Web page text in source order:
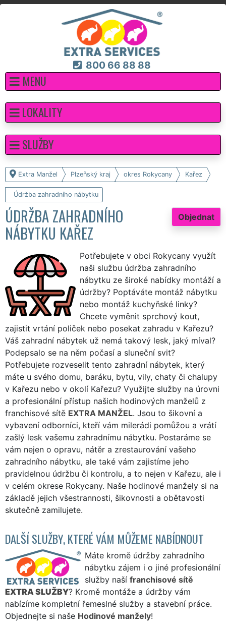
800 66 88 88
MENU
Extra Manžel Plzeňský kraj okres Rokycany Kařez
Údržba zahradního nábytku
Objednat
ÚDRŽBA ZAHRADNÍHO
NÁBYTKU KAŘEZ
Potřebujete v obci Rokycany využít
naši službu údržba zahradního
nábytku ze široké nabídky montáží a
údržby? Poptáváte montáž nábytku
nebo montáž kuchyňské linky?
Chcete vyměnit sprchový kout,
zajistit vrtání poliček nebo posekat zahradu v Kařezu?
Váš zahradní nábytek už nemá takový lesk, jaký míval?
Podepsalo se na něm počasí a sluneční svit?
Potřebujete rozveselit tento zahradní nábytek, který
máte u svého domu, baráku, bytu, vily, chaty či chalupy
v Kařezu nebo v okolí Kařezu? Využijte služby na úrovni
a profesionální přístup našich hodinových manželů z
franchisové sítě EXTRA MANŽEL. Jsou to šikovní a
vybavení odborníci, kteří vám milerádi pomůžou a vrátí
zašlý lesk vašemu zahradnímu nábytku. Postaráme se
vám nejen o opravu, nátěr a zrestaurování vašeho
zahradního nábytku, ale také vám zajistíme jeho
pravidelnou údržbu či kontrolu, a to nejen v Kařezu, ale i
v celém okrese Rokycany. Naše hodinové manžely si na
základě jejich všestrannosti, šikovnosti a obětavosti
skutečně zamilujete.
DALŠÍ SLUŽBY, KTERÉ VÁM MŮŽEME NABÍDNOUT
Máte kromě údržby zahradního
nábytku zájem i o jiné profesionální
služby naší franchisové sítě
EXTRA SLUŽBY? Kromě montáže a údržby vám
nabízíme kompletní řemeslné služby a stavební práce.
Objednejte si naše Hodinové manžely!
LOKALITY
SLUŽBY